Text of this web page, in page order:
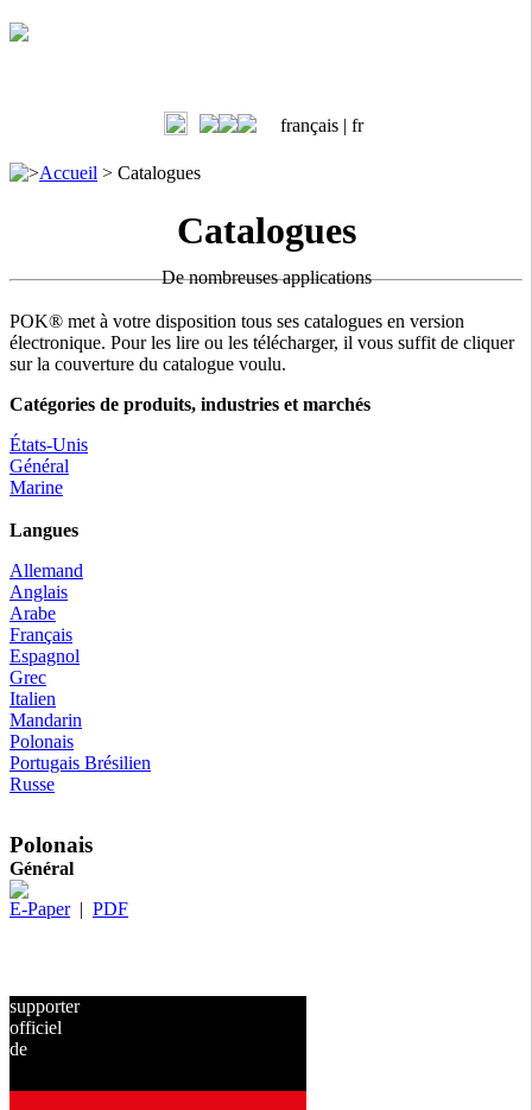
français | fr
>Accueil > Catalogues
Catalogues
De nombreuses applications
POK® met à votre disposition tous ses catalogues en version
électronique. Pour les lire ou les télécharger, il vous suffit de cliquer
sur la couverture du catalogue voulu.
Catégories de produits, industries et marchés
États-Unis
Général
Marine
Langues
Allemand
Anglais
Arabe
Français
Espagnol
Grec
Italien
Mandarin
Polonais
Portugais Brésilien
Russe
Polonais
Général
E-Paper| PDF
supporter
officiel
de